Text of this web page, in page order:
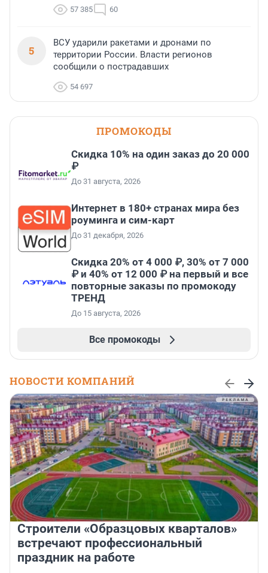
57 385 60
5
ВСУ ударили ракетами и дронами по
территории России. Власти регионов
сообщили о пострадавших
54 697
ПРОМОКОДЫ
Скидка 10% на один заказ до 20 000
₽
До 31 августа, 2026
Интернет в 180+ странах мира без
роуминга и сим-карт
До 31 декабря, 2026
Скидка 20% от 4 000 ₽, 30% от 7 000
₽ и 40% от 12 000 ₽ на первый и все
повторные заказы по промокоду
ТРЕНД
До 15 августа, 2026
Все промокоды
НОВОСТИ КОМПАНИЙ
Строители «Образцовых кварталов»
встречают профессиональный
праздник на работе